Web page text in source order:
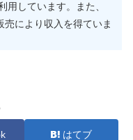
用しています。また、
により収入を得ていま
はてブ